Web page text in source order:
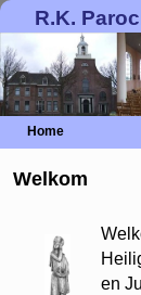
R.K.
Home
Welkom
en